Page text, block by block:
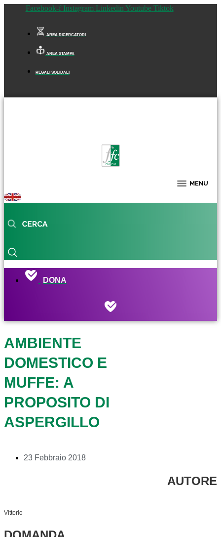
Facebook-f Instagram Linkedin Youtube Tiktok
AREA RICERCATORI
AREA STAMPA
REGALI SOLIDALI
DONA
AMBIENTE
DOMESTICO E
MUFFE: A
PROPOSITO DI
ASPERGILLO
23 Febbraio 2018
AUTORE
Vittorio